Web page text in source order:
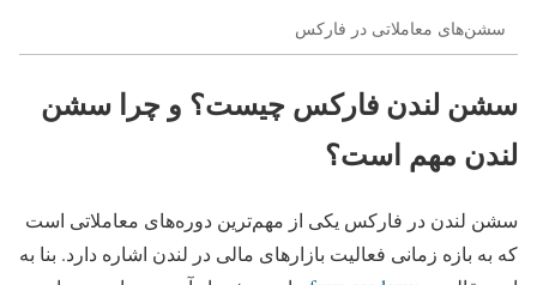
سشن‌های معاملاتی در فارکس
سشن لندن فارکس چیست؟ و چرا سشن
لندن مهم است؟
سشن لندن در فارکس یکی از مهم‌ترین دوره‌های معاملاتی است
که به بازه زمانی فعالیت بازارهای مالی در لندن اشاره دارد. بنا به